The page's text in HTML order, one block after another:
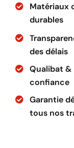
Matériaux
durables
des délais
Qualibat &
confiance
Garantie
tous nos